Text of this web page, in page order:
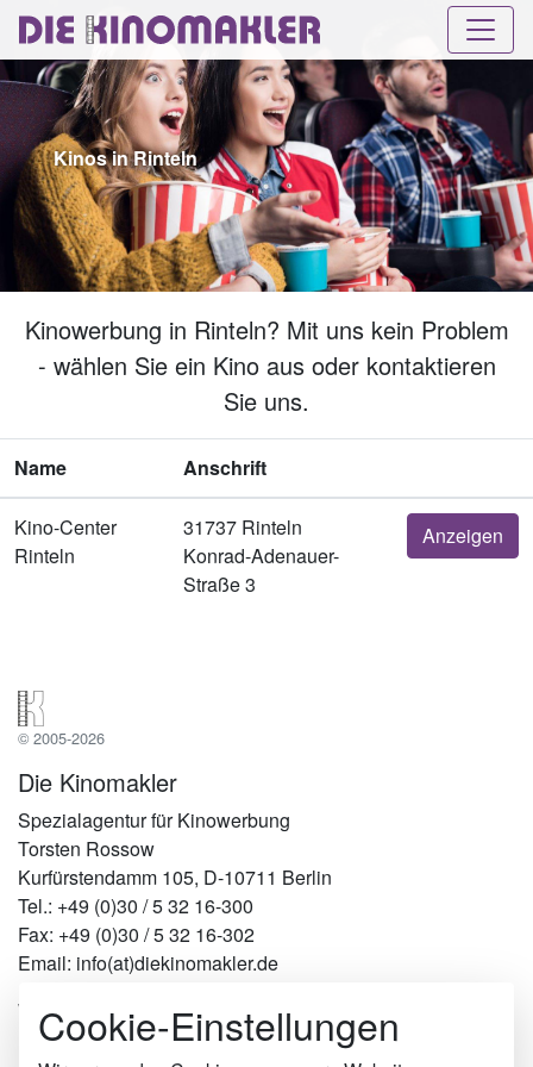
Kinos in Rinteln
Kinowerbung in Rinteln? Mit uns kein Problem
- wählen Sie ein Kino aus oder kontaktieren
Sie uns.
Name Anschrift
Kino-Center
Rinteln
31737 Rinteln
Konrad-Adenauer-
Straße 3
Anzeigen
© 2005-2026
Die Kinomakler
Spezialagentur für Kinowerbung
Torsten Rossow
Kurfürstendamm 105, D-10711 Berlin
Tel.: +49 (0)30 / 5 32 16-300
Fax: +49 (0)30 / 5 32 16-302
Email: info(at)diekinomakler.de
Werben in Städten
Berlin
Cookie-Einstellungen